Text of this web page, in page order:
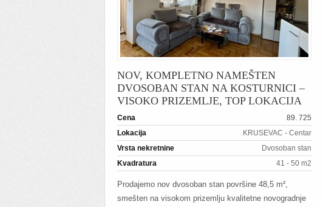
NOV, KOMPLETNO NAMEŠTEN
DVOSOBAN STAN NA KOSTURNICI –
VISOKO PRIZEMLJE, TOP LOKACIJA
Cena
89. 725
Lokacija
KRUSEVAC - Centar
Vrsta nekretnine
Dvosoban stan
Kvadratura
41 - 50 m2
Prodajemo nov dvosoban stan površine 48,5 m²,
smešten na visokom prizemlju kvalitetne novogradnje